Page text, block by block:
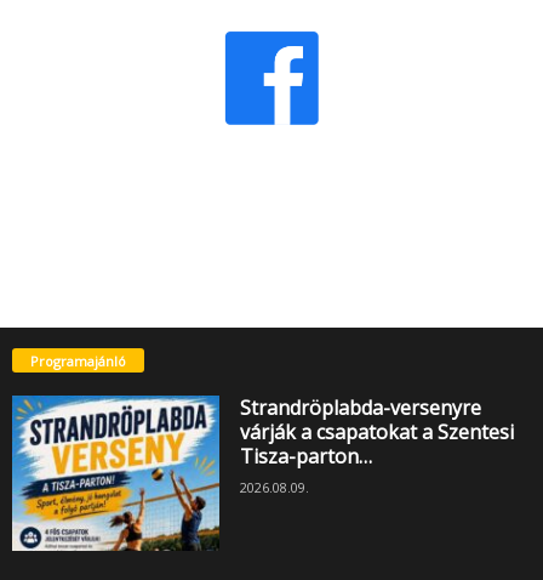
Programajánló
Strandröplabda-versenyre
várják a csapatokat a Szentesi
Tisza-parton…
2026.08.09.